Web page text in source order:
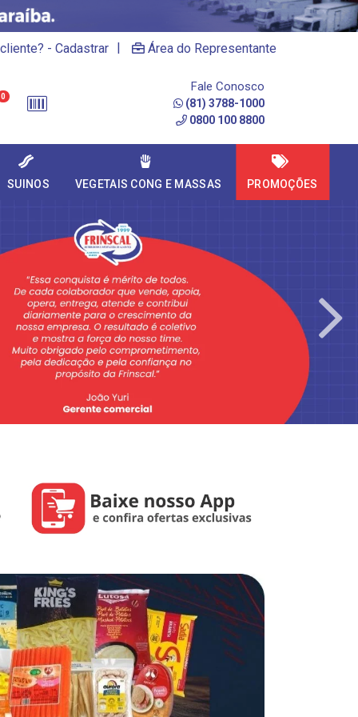
- Cadastrar | Área do Representante
0
Fale Conosco
(81) 3788-1000
0800 100 8800
SUINOS VEGETAIS CONG E MASSAS PROMOÇÕES